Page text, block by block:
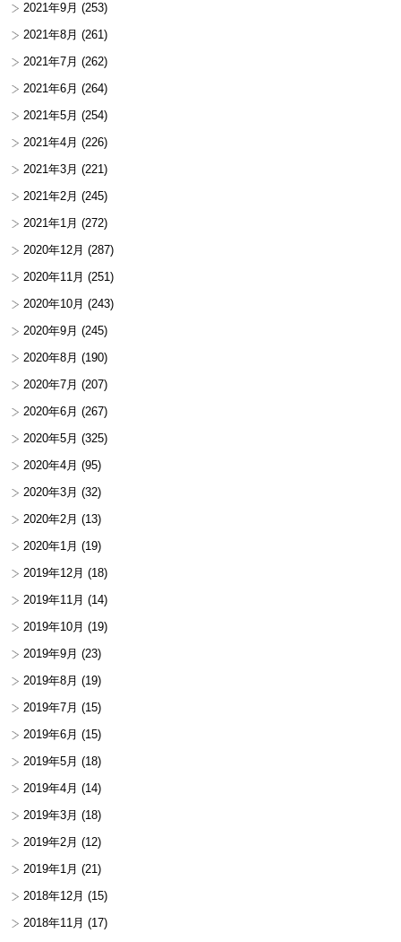
2021年9月 (253)
2021年8月 (261)
2021年7月 (262)
2021年6月 (264)
2021年5月 (254)
2021年4月 (226)
2021年3月 (221)
2021年2月 (245)
2021年1月 (272)
2020年12月 (287)
2020年11月 (251)
2020年10月 (243)
2020年9月 (245)
2020年8月 (190)
2020年7月 (207)
2020年6月 (267)
2020年5月 (325)
2020年4月 (95)
2020年3月 (32)
2020年2月 (13)
2020年1月 (19)
2019年12月 (18)
2019年11月 (14)
2019年10月 (19)
2019年9月 (23)
2019年8月 (19)
2019年7月 (15)
2019年6月 (15)
2019年5月 (18)
2019年4月 (14)
2019年3月 (18)
2019年2月 (12)
2019年1月 (21)
2018年12月 (15)
2018年11月 (17)